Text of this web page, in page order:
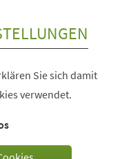
Sie sich damit
verwendet.